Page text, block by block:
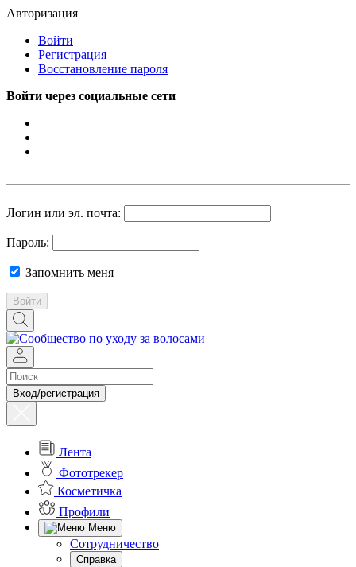
Авторизация
Войти
Регистрация
Восстановление пароля
Войти через социальные сети
Логин или эл. почта:
Пароль:
Запомнить меня
Войти
Вход/регистрация
Лента
Фототрекер
Косметичка
Профили
Меню
Сотрудничество
Справка